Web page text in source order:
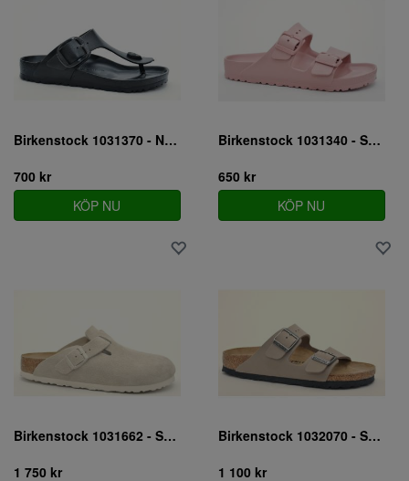
Birkenstock 1031370 - NORMAL
700 kr
KÖP NU
Birkenstock 1031340 - SMAL
650 kr
KÖP NU
Birkenstock 1031662 - SMAL
1 750 kr
Birkenstock 1032070 - SMAL
1 100 kr